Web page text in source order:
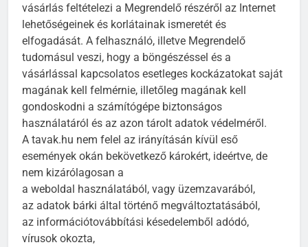
vásárlás feltételezi a Megrendelő részéről az Internet
lehetőségeinek és korlátainak ismeretét és
elfogadását. A felhasználó, illetve Megrendelő
tudomásul veszi, hogy a böngészéssel és a
vásárlással kapcsolatos esetleges kockázatokat saját
magának kell felmérnie, illetőleg magának kell
gondoskodni a számítógépe biztonságos
használatáról és az azon tárolt adatok védelméről.
A tavak.hu nem felel az irányításán kívül eső
események okán bekövetkező károkért, ideértve, de
nem kizárólagosan a
a weboldal használatából, vagy üzemzavarából,
az adatok bárki által történő megváltoztatásából,
az információtovábbítási késedelemből adódó,
vírusok okozta,